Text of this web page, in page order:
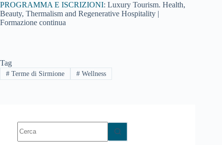
PROGRAMMA E ISCRIZIONI: Luxury Tourism. Health,
Beauty, Thermalism and Regenerative Hospitality |
Formazione continua
Tag
#Terme di Sirmione #Wellness
risultato